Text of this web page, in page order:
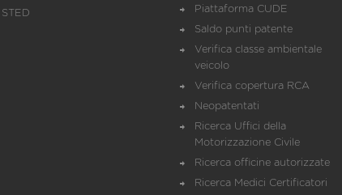
STED
Piattaforma CUDE
Saldo punti patente
Verifica classe ambientale
veicolo
Verifica copertura RCA
Neopatentati
Ricerca Uffici della
Motorizzazione Civile
Ricerca officine autorizzate
Ricerca Medici Certificatori